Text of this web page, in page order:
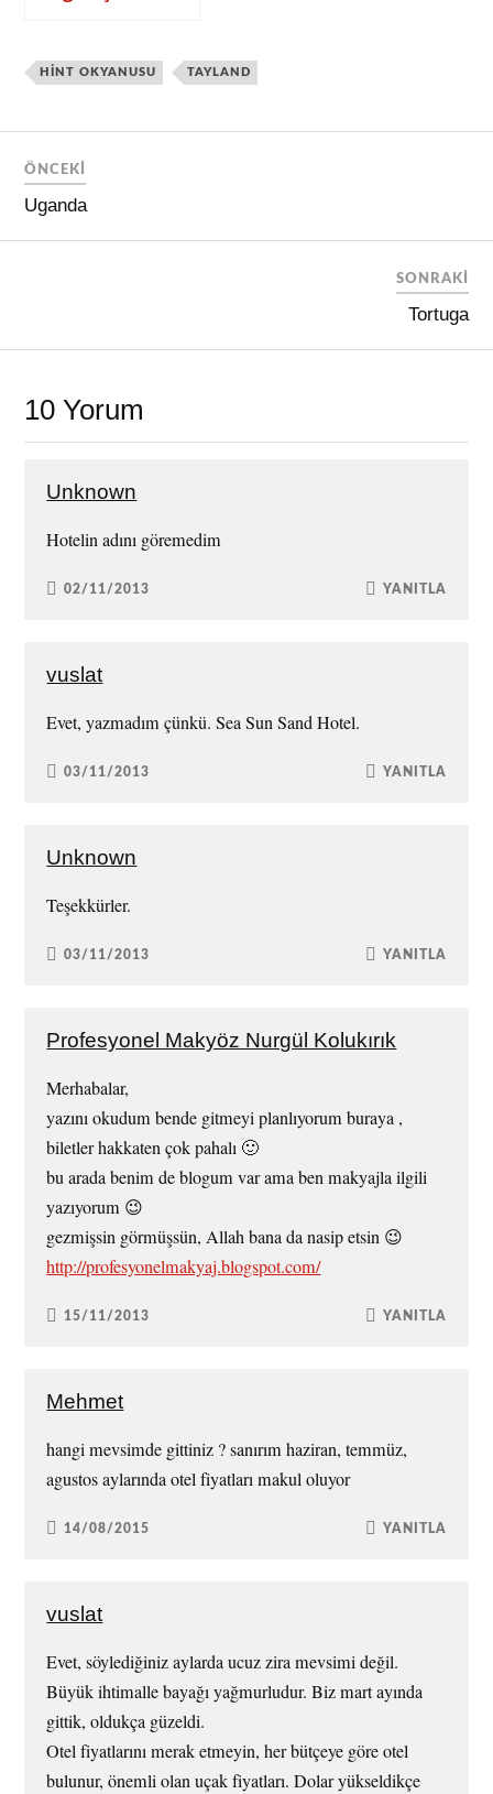
HINT OKYANUSU TAYLAND
ÖNCEKI
Uganda
SONRAKI
Tortuga
10 Yorum
Unknown
Hotelin adını göremedim
02/11/2013 YANITLA
vuslat
Evet, yazmadım çünkü. Sea Sun Sand Hotel.
03/11/2013 YANITLA
Unknown
Teşekkürler.
03/11/2013 YANITLA
Profesyonel Makyöz Nurgül Kolukırık
Merhabalar,
yazını okudum bende gitmeyi planlıyorum buraya ,
biletler hakkaten çok pahalı 🙂
bu arada benim de blogum var ama ben makyajla ilgili
yazıyorum 😉
gezmişsin görmüşsün, Allah bana da nasip etsin 😉
http://profesyonelmakyaj.blogspot.com/
15/11/2013 YANITLA
Mehmet
hangi mevsimde gittiniz ? sanırım haziran, temmüz,
agustos aylarında otel fiyatları makul oluyor
14/08/2015 YANITLA
vuslat
Evet, söylediğiniz aylarda ucuz zira mevsimi değil.
Büyük ihtimalle bayağı yağmurludur. Biz mart ayında
gittik, oldukça güzeldi.
Otel fiyatlarını merak etmeyin, her bütçeye göre otel
bulunur, önemli olan uçak fiyatları. Dolar yükseldikçe